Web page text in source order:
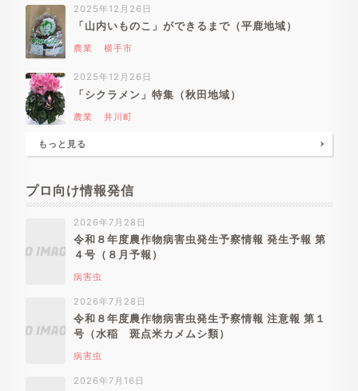
2025年12月26日
「山内いものこ」ができるまで（平鹿地域）
農業 横手市
2025年12月26日
「シクラメン」特集（秋田地域）
農業 井川町
もっと見る
プロ向け情報発信
2026年7月28日
令和８年度農作物病害虫発生予察情報 発生予報 第
４号（８月予報）
病害虫
2026年7月28日
令和８年度農作物病害虫発生予察情報 注意報 第１
号（水稲 斑点米カメムシ類）
病害虫
2026年7月16日